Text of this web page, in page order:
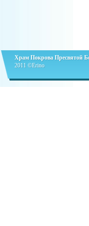
Храм Покрова Пресвятой
2011 ©Erino